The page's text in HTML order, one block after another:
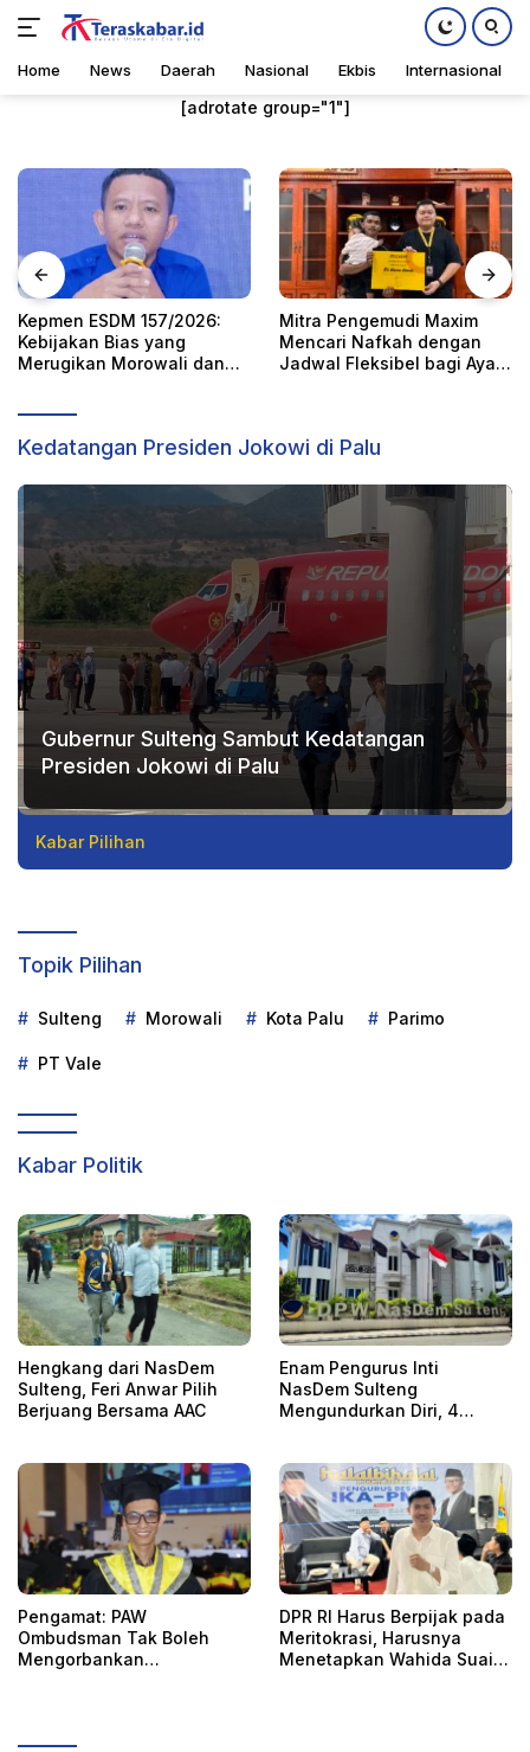
Home News Daerah Nasional Ekbis Internasional
[adrotate group="1"]
dan
Mitra Pengemudi Maxim
Mencari Nafkah dengan
Jadwal Fleksibel bagi Ayah
Kia Tampilkan KIA
GIIAS 2026,
Konsep Platform
Kedatangan Presiden Jokowi di Palu
Home,News Selasa, 26 Maret 2024
Gubernur Sulteng Sambut Kedatangan
Presiden Jokowi di Palu
Kabar Pilihan
Topik Pilihan
Sulteng Morowali Kota Palu Parimo
PT Vale
Kabar Politik
Hengkang dari NasDem
Sulteng, Feri Anwar Pilih
Berjuang Bersama AAC
Enam Pengurus Inti
NasDem Sulteng
Mengundurkan Diri, 4
Pengamat: PAW
Ombudsman Tak Boleh
Mengorbankan
DPR RI Harus Berpijak pada
Meritokrasi, Harusnya
Menetapkan Wahida Suaib